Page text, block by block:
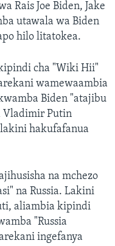
Rais Joe Biden, Jake
utawala wa Biden
hilo litatokea.
cha "Wiki Hii"
wamewaambia
Biden "atajibu
Vladimir Putin
hakufafanua
na mchezo
na Russia. Lakini
aliambia kipindi
"Russia
ingefanya